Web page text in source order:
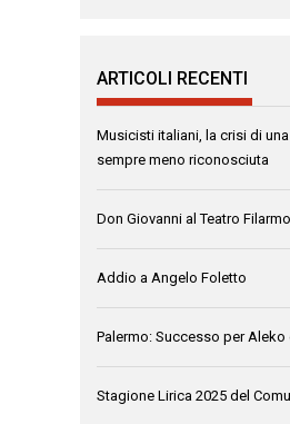
ARTICOLI RECENTI
Musicisti italiani, la crisi di
sempre meno riconosciuta
Don Giovanni al Teatro
Addio a Angelo Foletto
Palermo: Successo per Aleko
Stagione Lirica 2025 del